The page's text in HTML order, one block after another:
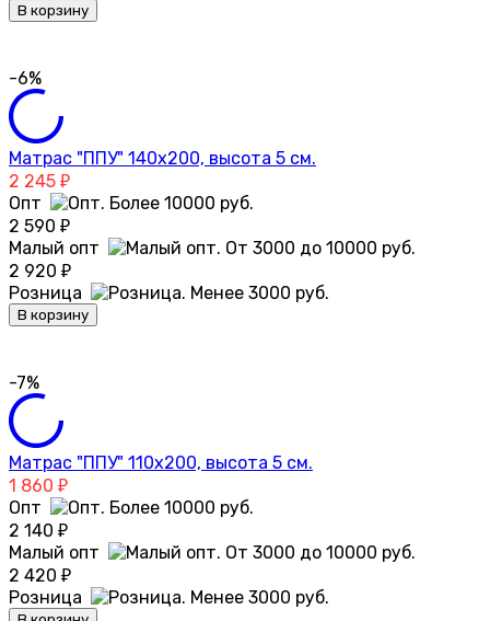
В корзину
-6%
Матрас "ППУ" 140х200, высота 5 см.
2 245 ₽
Опт
2 590 ₽
Малый опт
2 920 ₽
Розница
В корзину
-7%
Матрас "ППУ" 110х200, высота 5 см.
1 860 ₽
Опт
2 140 ₽
Малый опт
2 420 ₽
Розница